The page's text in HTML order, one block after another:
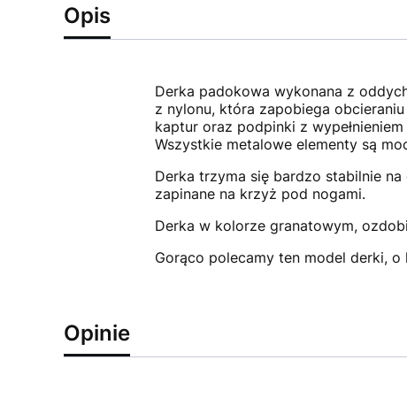
Opis
Derka padokowa wykonana z
z nylonu, która zapobiega
kaptur oraz podpinki z
Wszystkie metalowe elementy są
Derka trzyma się bardzo stabilnie
zapinane na krzyż pod nogami.
Derka w kolorze granatowym,
Gorąco polecamy ten model derki, o
Opinie